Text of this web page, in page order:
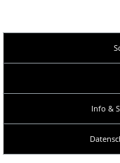
Info &